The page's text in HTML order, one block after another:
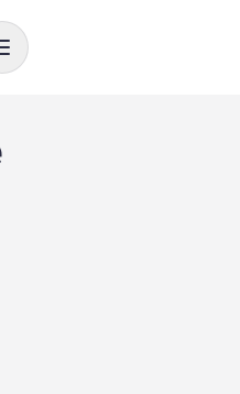
Toggle navigation